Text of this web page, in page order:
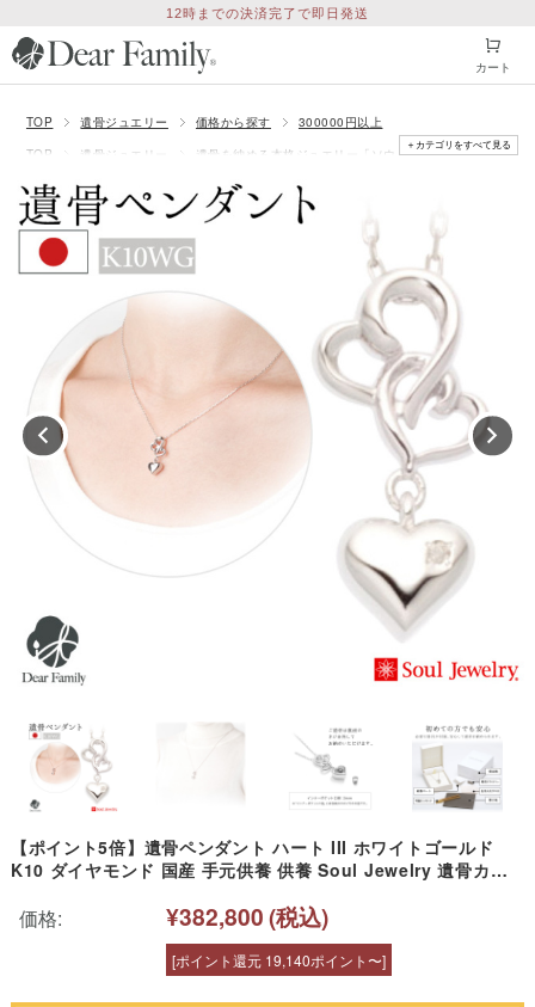
12時までの決済完了で即日発送
カート
TOP 遺骨ジュエリー 価格から探す
300000円以上
TOP
遺骨ジュエリー
遺骨を納める本格ジュエリー「ソウルジュエリー」
TOP
遺骨ジュエリー ペンダント・ネックレス
＋カテゴリをすべて見る
【ポイント5倍】遺骨ペンダント ハート III ホワイトゴールド
K10 ダイヤモンド 国産 手元供養 供養 Soul Jewelry 遺骨カプ
ウルジュエリー カロート ネックレス
価格: ¥382,800(税込)
[ポイント還元 19,140ポイント〜]